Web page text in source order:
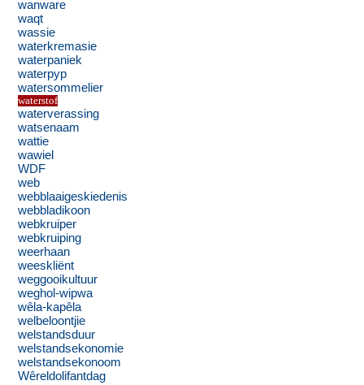
wanware
waqt
wassie
waterkremasie
waterpaniek
waterpyp
watersommelier
waterstof
waterverassing
watsenaam
wattie
wawiel
WDF
web
webblaaigeskiedenis
webbladikoon
webkruiper
webkruiping
weerhaan
weeskliënt
weggooikultuur
weghol-wipwa
wêla-kapêla
welbeloontjie
welstandsduur
welstandsekonomie
welstandsekonoom
Wêreldolifantdag